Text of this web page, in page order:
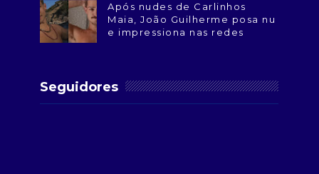
Após nudes de Carlinhos
Maia, João Guilherme posa nu
e impressiona nas redes
Seguidores